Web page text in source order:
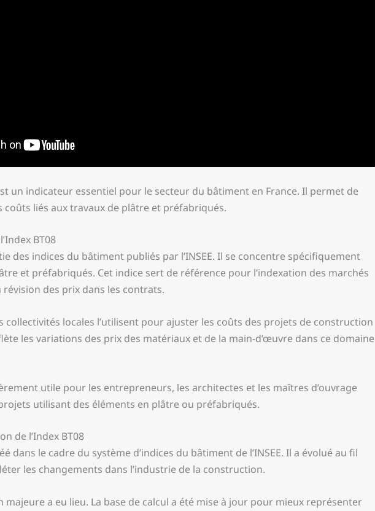
est un indicateur essentiel pour le secteur du bâtiment en France. Il permet de
coûts liés aux travaux de plâtre et préfabriqués.
BT08
des indices du bâtiment publiés par l’INSEE. Il se concentre spécifiquement
et préfabriqués. Cet indice sert de référence pour l’indexation des marchés
des prix dans les contrats.
collectivités locales l’utilisent pour ajuster les coûts des projets de construction
les variations des prix des matériaux et de la main-d’œuvre dans ce domaine
utile pour les entrepreneurs, les architectes et les maîtres d’ouvrage
utilisant des éléments en plâtre ou préfabriqués.
de l’Index BT08
dans le cadre du système d’indices du bâtiment de l’INSEE. Il a évolué au fil
les changements dans l’industrie de la construction.
majeure a eu lieu. La base de calcul a été mise à jour pour mieux représenter